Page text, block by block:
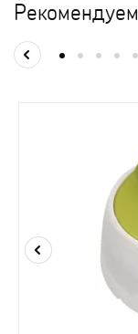
Рекомендуем